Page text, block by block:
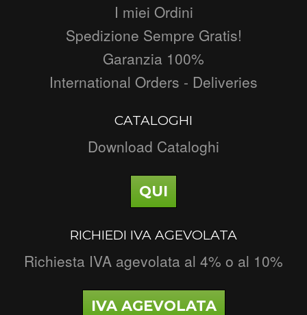
I miei Ordini
Spedizione Sempre Gratis!
Garanzia 100%
International Orders - Deliveries
CATALOGHI
Download Cataloghi
QUI
RICHIEDI IVA AGEVOLATA
Richiesta IVA agevolata al 4% o al 10%
IVA AGEVOLATA